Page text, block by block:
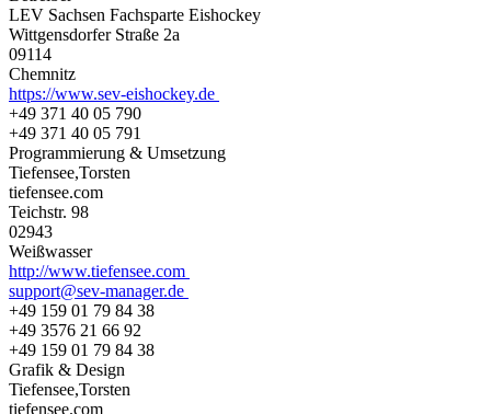
LEV Sachsen Fachsparte Eishockey
Wittgensdorfer Straße 2a
09114
Chemnitz
https://www.sev-eishockey.de
+49 371 40 05 790
+49 371 40 05 791
Programmierung & Umsetzung
Tiefensee,Torsten
tiefensee.com
Teichstr. 98
02943
Weißwasser
http://www.tiefensee.com
support@sev-manager.de
+49 159 01 79 84 38
+49 3576 21 66 92
+49 159 01 79 84 38
Grafik & Design
Tiefensee,Torsten
tiefensee.com